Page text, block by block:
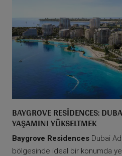
BAYGROVE RESIDENCES:
YAŞAMINI YÜKSELTMEK
Baygrove Residences Dubai
bölgesinde ideal bir konumda